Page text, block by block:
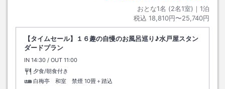
おとな1名 (2名1室)｜ 1泊
税込 18,810円〜25,740円
【タイムセール】１６趣の自慢のお風呂巡り♪水戸屋スタン
ダードプラン
IN チェックイン
14:30 / OUT チェックアウト
11:00
夕食/朝食付き
白梅亭 和室 禁煙 10畳＋踏込